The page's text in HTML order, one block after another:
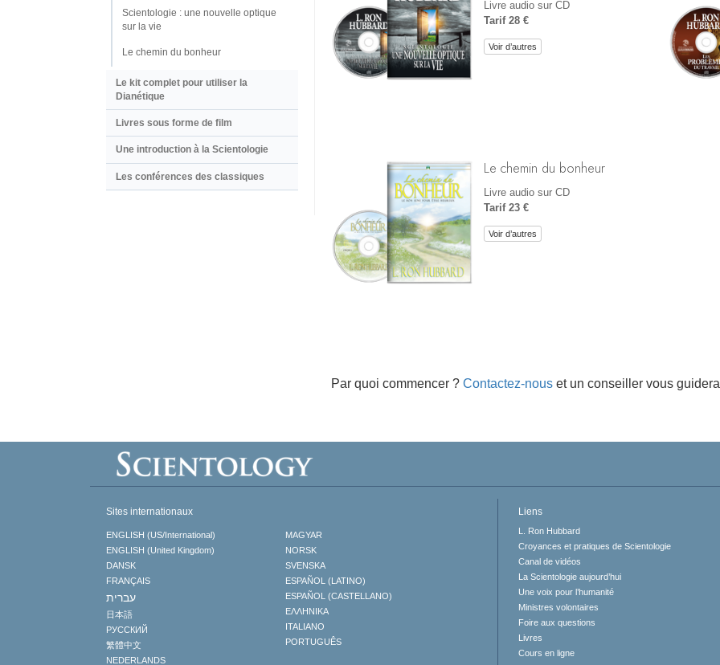
Livre audio sur CD
Tarif 28 €
Voir d’autres
Le chemin du bonheur
Livre audio sur CD
Tarif 23 €
Voir d’autres
Par quoi commencer ? Contactez-nous et un conseiller vous
Scientologie : une nouvelle optique
sur la vie
Le chemin du bonheur
Le kit complet pour utiliser la
Dianétique
Livres sous forme de film
Une introduction à la Scientologie
Les conférences des classiques
Sites internationaux
ENGLISH (US/International)
ENGLISH (United Kingdom)
DANSK
FRANÇAIS
עברית
日本語
РУССКИЙ
繁體中文
NEDERLANDS
MAGYAR
NORSK
SVENSKA
ESPAÑOL (LATINO)
ESPAÑOL (CASTELLANO)
ΕΛΛΗΝΙΚA
ITALIANO
PORTUGUÊS
Liens
L. Ron Hubbard
Croyances et pratiques de Scientologie
Canal de vidéos
La Scientologie aujourd’hui
Une voix pour l’humanité
Ministres volontaires
Foire aux questions
Livres
Cours en ligne